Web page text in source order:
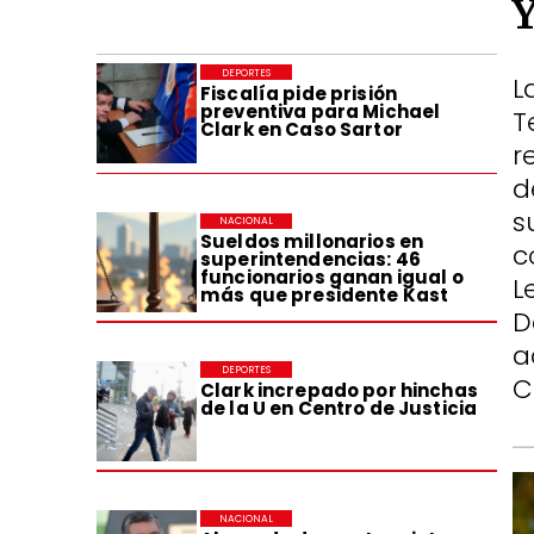
Fiscalía pide prisión
preventiva para Michael
Clark en Caso Sartor
DEPORTES
Sueldos millonarios en
superintendencias: 46
funcionarios ganan igual o
más que presidente Kast
NACIONAL
Clark increpado por hinchas
de la U en Centro de Justicia
DEPORTES
NACIONAL